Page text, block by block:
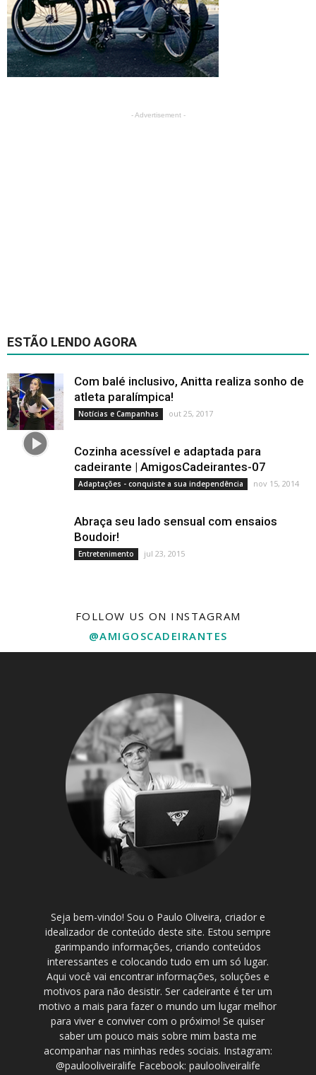
- Advertisement -
ESTÃO LENDO AGORA
Com balé inclusivo, Anitta realiza sonho de
atleta paralímpica!
Notícias e Campanhas out 25, 2017
Cozinha acessível e adaptada para
cadeirante | AmigosCadeirantes-07
Adaptações - conquiste a sua independência nov 15, 2014
Abraça seu lado sensual com ensaios
Boudoir!
Entretenimento jul 23, 2015
FOLLOW US ON INSTAGRAM
@AMIGOSCADEIRANTES
Seja bem-vindo! Sou o Paulo Oliveira, criador e
idealizador de conteúdo deste site. Estou sempre
garimpando informações, criando conteúdos
interessantes e colocando tudo em um só lugar.
Aqui você vai encontrar informações, soluções e
motivos para não desistir. Ser cadeirante é ter um
motivo a mais para fazer o mundo um lugar melhor
para viver e conviver com o próximo! Se quiser
saber um pouco mais sobre mim basta me
acompanhar nas minhas redes sociais. Instagram:
@paulooliveiralife Facebook: paulooliveiralife